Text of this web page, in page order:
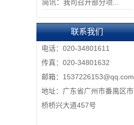
简讯：我司召开部分项...
联系我们
电话：020-34801611
传真：020-34801632
邮箱：1537226153@qq.com
地址：广东省广州市番禺区市
桥桥兴大道457号